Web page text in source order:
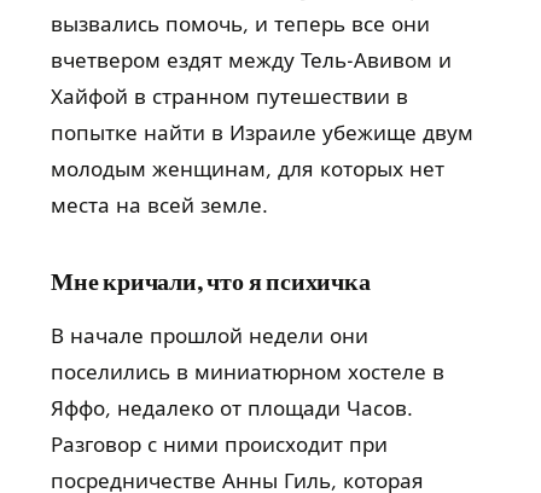
вызвались помочь, и теперь все они
вчетвером ездят между Тель-Авивом и
Хайфой в странном путешествии в
попытке найти в Израиле убежище двум
молодым женщинам, для которых нет
места на всей земле.
Мне кричали, что я психичка
В начале прошлой недели они
поселились в миниатюрном хостеле в
Яффо, недалеко от площади Часов.
Разговор с ними происходит при
посредничестве Анны Гиль, которая